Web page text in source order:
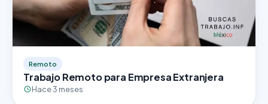
Remoto
Trabajo Remoto para Empresa Extranjera
Hace 3 meses